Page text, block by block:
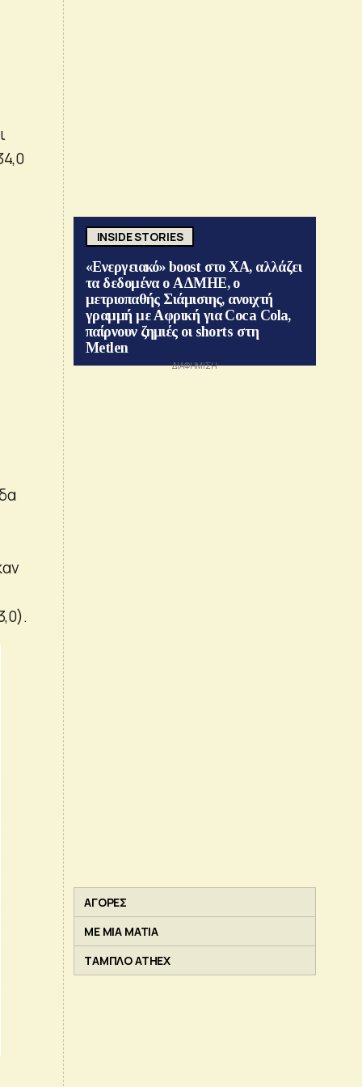
INSIDE STORIES
«Ενεργειακό» boost στο ΧΑ, αλλάζει
τα δεδομένα ο ΑΔΜΗΕ, ο
μετριοπαθής Σιάμισιης, ανοιχτή
γραμμή με Αφρική για Coca Cola,
παίρνουν ζημιές οι shorts στη
Metlen
ΑΓΟΡΕΣ
ΜΕ ΜΙΑ ΜΑΤΙΑ
ΤΑΜΠΛΟ ATHEX